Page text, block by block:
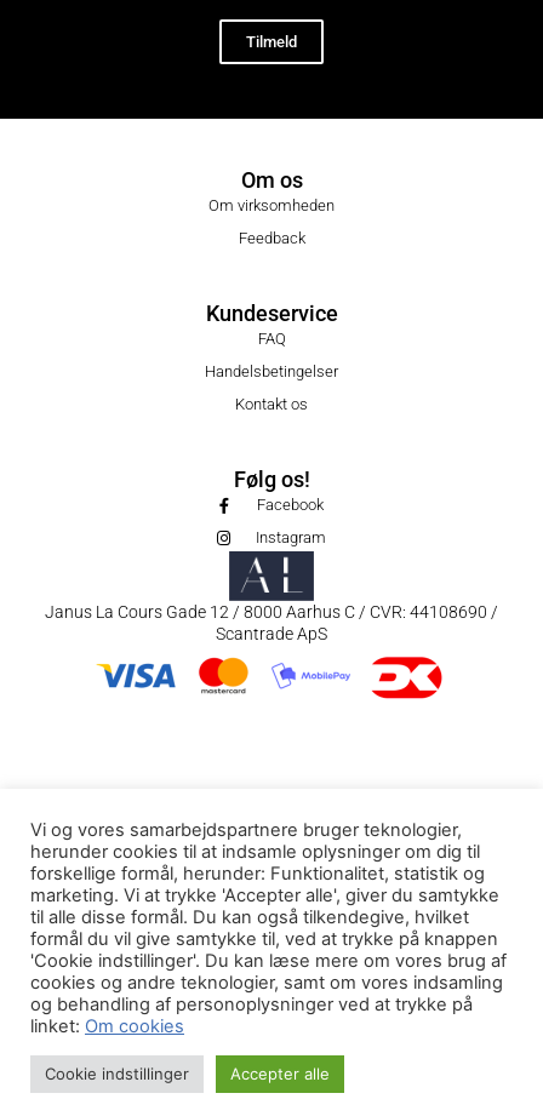
Tilmeld
Om os
Om virksomheden
Feedback
Kundeservice
FAQ
Handelsbetingelser
Kontakt os
Følg os!
Facebook
Instagram
Janus La Cours Gade 12 / 8000 Aarhus C / CVR: 44108690 /
Scantrade ApS
Vi og vores samarbejdspartnere bruger teknologier,
herunder cookies til at indsamle oplysninger om dig til
forskellige formål, herunder: Funktionalitet, statistik og
marketing. Vi at trykke 'Accepter alle', giver du samtykke
til alle disse formål. Du kan også tilkendegive, hvilket
formål du vil give samtykke til, ved at trykke på knappen
'Cookie indstillinger'. Du kan læse mere om vores brug af
cookies og andre teknologier, samt om vores indsamling
og behandling af personoplysninger ved at trykke på
linket: Om cookies
Cookie indstillinger Accepter alle